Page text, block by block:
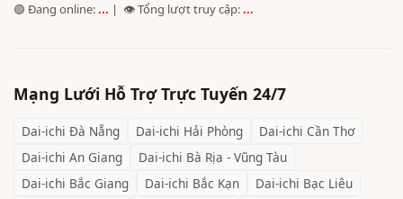
🟢 Đang online:... | 👁️ Tổng lượt truy cập:...
Mạng Lưới Hỗ Trợ Trực Tuyến 24/7
Dai-ichi Đà Nẵng Dai-ichi Hải Phòng Dai-ichi Cần Thơ
Dai-ichi An Giang Dai-ichi Bà Rịa - Vũng Tàu
Dai-ichi Bắc Giang Dai-ichi Bắc Kạn Dai-ichi Bạc Liêu